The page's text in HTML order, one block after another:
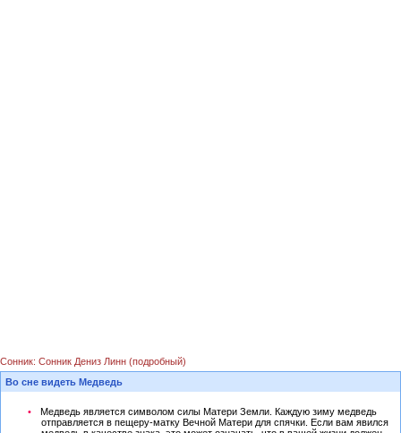
Сонник: Сонник Дениз Линн (подробный)
Во сне видеть Медведь
Медведь является символом силы Матери Земли. Каждую зиму медведь
отправляется в пещеру-матку Вечной Матери для спячки. Если вам явился